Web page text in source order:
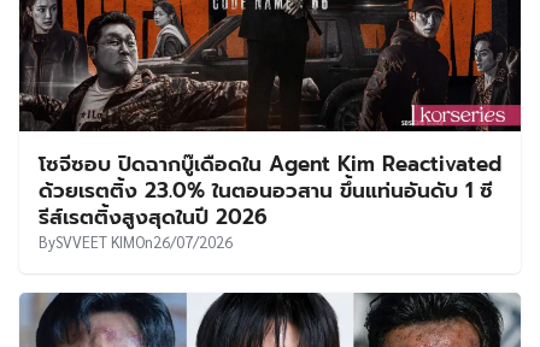
โซจีซอบ ปิดฉากบู๊เดือดใน Agent Kim Reactivated
ด้วยเรตติ้ง 23.0% ในตอนอวสาน ขึ้นแท่นอันดับ 1 ซี
รีส์เรตติ้งสูงสุดในปี 2026
BySVVEET KIMOn26/07/2026